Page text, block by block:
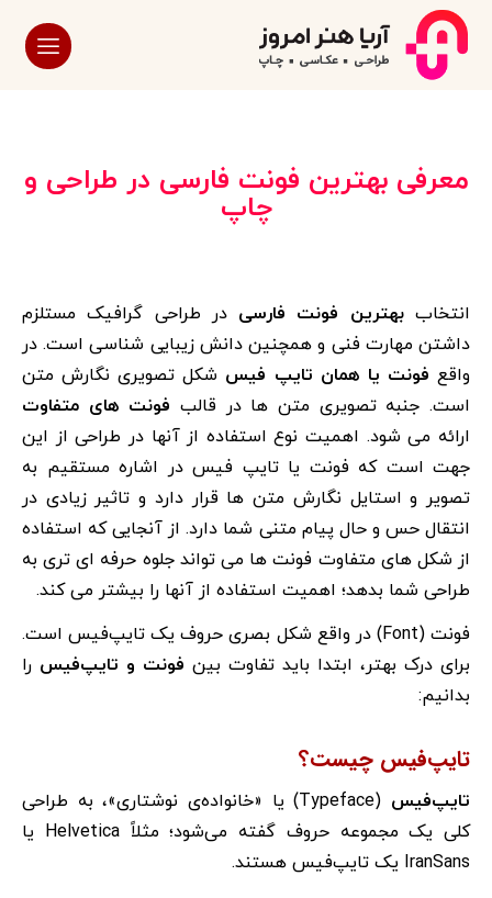
معرفی بهترین فونت فارسی در طراحی و
چاپ
انتخاببهترین فونت فارسی در طراحی گرافیک مستلزم
داشتن مهارت فنی و همچنین دانش زیبایی شناسی است. در
واقعفونت یا همان تایپ فیس شکل تصویری نگارش متن
است. جنبه تصویری متن ها در قالب فونت های متفاوت
ارائه می شود. اهمیت نوع استفاده از آنها در طراحی از این
جهت است که فونت یا تایپ فیس در اشاره مستقیم به
تصویر و استایل نگارش متن ها قرار دارد و تاثیر زیادی در
انتقال حس و حال پیام متنی شما دارد. از آنجایی که استفاده
از شکل های متفاوت فونت ها می تواند جلوه حرفه ای تری به
طراحی شما بدهد؛ اهمیت استفاده از آنها را بیشتر می کند.
فونت (Font) در واقع شکل بصری حروف یک تایپ‌فیس است.
برای درک بهتر، ابتدا باید تفاوت بین فونت و تایپ‌فیس را
بدانیم:
تایپ‌فیس چیست؟
تایپ‌فیس
(Typeface) یا «خانواده‌ی نوشتاری»، به طراحی
کلی یک مجموعه حروف گفته می‌شود؛ مثلاً Helvetica یا
IranSans یک تایپ‌فیس هستند.